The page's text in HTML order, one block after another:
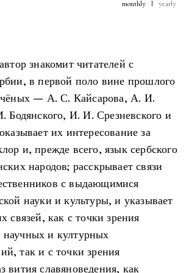
знакомит читателей с
в первой поло вине прошлого
— А. С. Кайсарова, А. И.
Бодянского, И. И. Срезневского и
их интересование за
и, прежде всего, язык сербского
народов; расскрывает связи
с выдающимися
науки и культуры, и указывает
связей, как с точки зрения
и културных
так и с точки зрения
вития славяноведения, как
monthly | yearly